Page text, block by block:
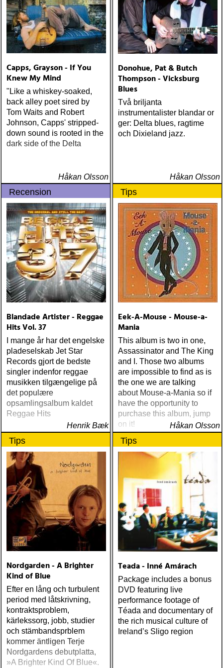
mer än vad tjänsten kräver
Capps, Grayson - If You
Knew My Mind
"Like a whiskey-soaked,
back alley poet sired by
Tom Waits and Robert
Johnson, Capps' stripped-
down sound is rooted in the
dark side of the Delta
Håkan Olsson
Donohue, Pat & Butch
Thompson - Vicksburg
Blues
Två briljanta
instrumentalister blandar or
ger: Delta blues, ragtime
och Dixieland jazz.
Håkan Olsson
Recension
Blandade Artister - Reggae
Hits Vol. 37
I mange år har det engelske
pladeselskab Jet Star
Records gjort de bedste
singler indenfor reggae
musikken tilgængelige på
det populære
opsamlingsalbum kaldet
Reggae Hits
Henrik Bæk
Tips
Eek-A-Mouse - Mouse-a-
Mania
This album is two in one,
Assassinator and The King
and I. Those two albums
are impossible to find as is
the one we are talking
about Mouse-a-Mania so if
have the opportunity to
purchase this album, jump
on it!
Håkan Olsson
Tips
Nordgarden - A Brighter
Kind of Blue
Efter en lång och turbulent
period med låtskrivning,
kontraktsproblem,
kärlekssorg, jobb, studier
och stämbandsprblem
kommer äntligen Terje
Nordgardens debutplatta,
»A Brighter Kind Of Blue«.
Tips
Teada - Inné Amárach
Package includes a bonus
DVD featuring live
performance footage of
Téada and documentary of
the rich musical culture of
Ireland’s Sligo region